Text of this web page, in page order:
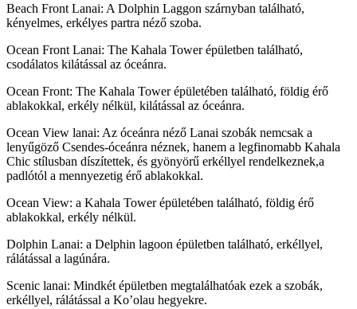
Beach Front Lanai: A Dolphin Laggon szárnyban található,
kényelmes, erkélyes partra néző szoba.
Ocean Front Lanai: The Kahala Tower épületben található,
csodálatos kilátással az óceánra.
Ocean Front: The Kahala Tower épületében található, földig érő
ablakokkal, erkély nélkül, kilátással az óceánra.
Ocean View lanai: Az óceánra néző Lanai szobák nemcsak a
lenyűgöző Csendes-óceánra néznek, hanem a legfinomabb Kahala
Chic stílusban díszítettek, és gyönyörű erkéllyel rendelkeznek,a
padlótól a mennyezetig érő ablakokkal.
Ocean View: a Kahala Tower épületében található, földig érő
ablakokkal, erkély nélkül.
Dolphin Lanai: a Delphin lagoon épületben található, erkéllyel,
rálátással a lagúnára.
Scenic lanai: Mindkét épületben megtalálhatóak ezek a szobák,
erkéllyel, rálátással a Ko’olau hegyekre.